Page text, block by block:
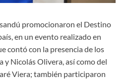
promocionaron el Destino
en un evento realizado en
contó con la presencia de los
y Nicolás Olivera, así como del
Viera; también participaron